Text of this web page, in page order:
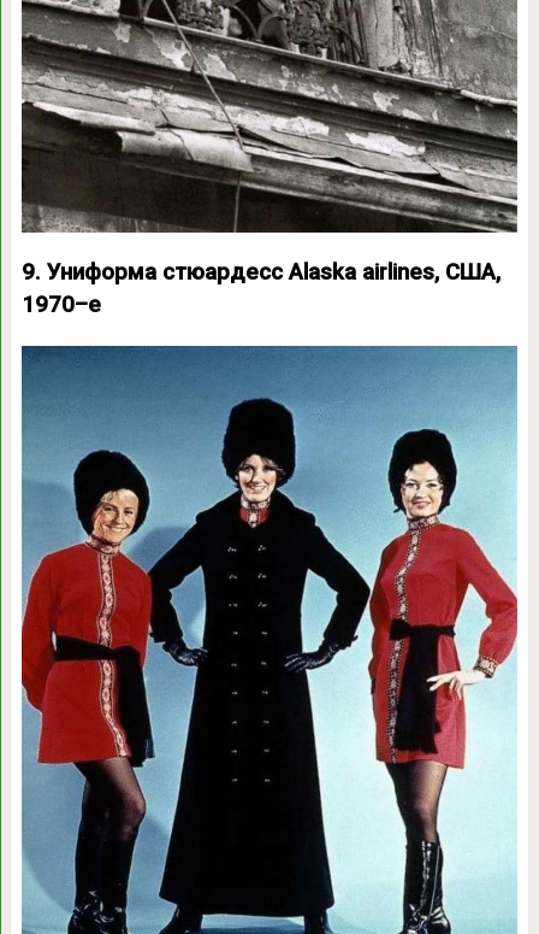
9. Униформа стюардесс Alaska airlines, США,
1970–е